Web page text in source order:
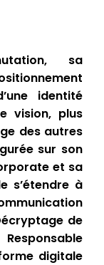
sa
identité
vision, plus
des autres
sur son
et sa
s’étendre à
de
digitale